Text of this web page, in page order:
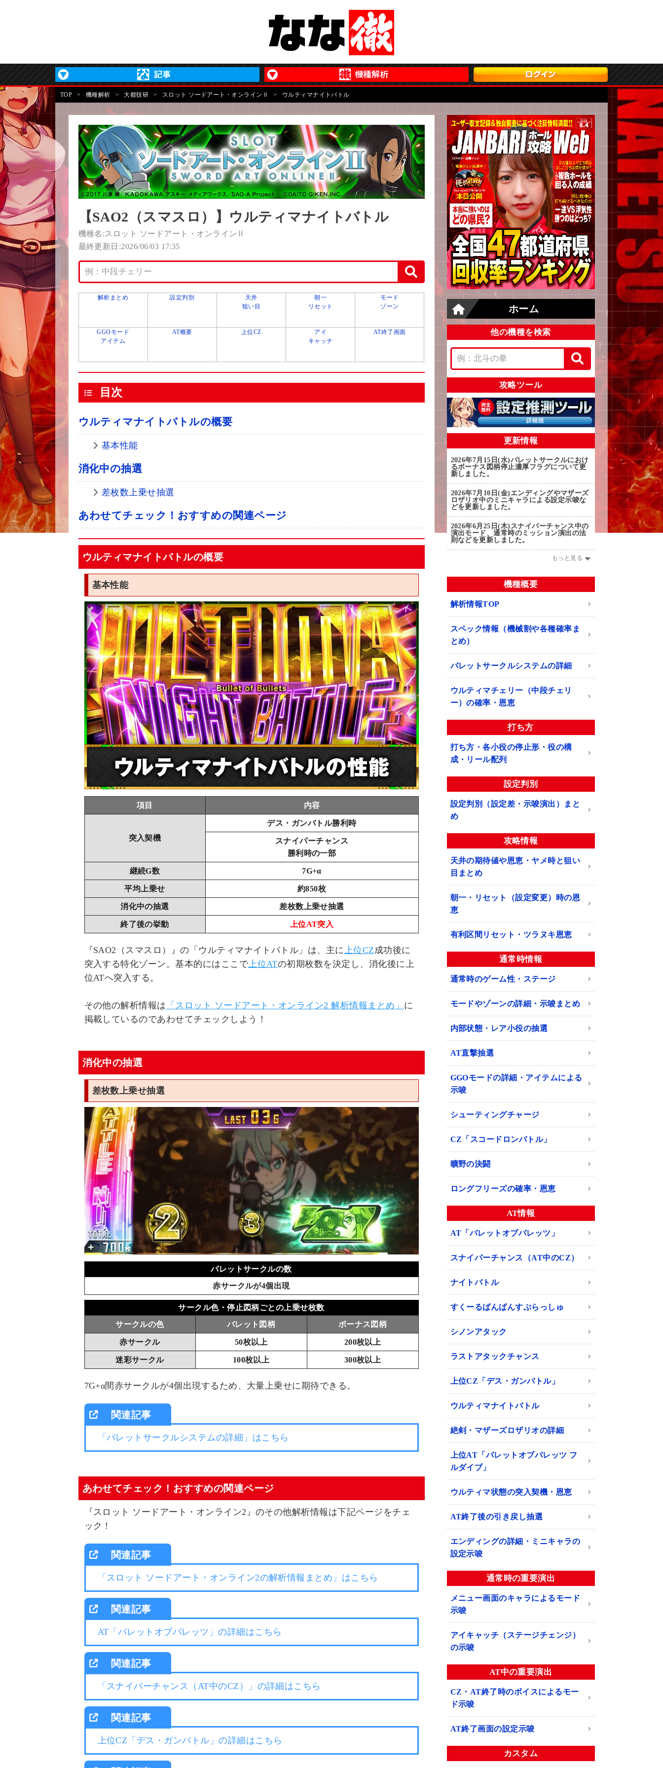
TOP > 機種解析 > 大都技研 > スロット ソードアート・オンラインⅡ > ウルティマナイトバトル
【SAO2（スマスロ）】ウルティマナイトバトル
機種名:スロット ソードアート・オンラインⅡ
最終更新日:2026/06/03 17:35
解析まとめ 設定判別
天井
狙い目
朝一
リセット
モード
ゾーン
GGOモード
アイテム
AT概要 上位CZ
アイ
キャッチ
AT終了画面
目次
ウルティマナイトバトルの概要
基本性能
消化中の抽選
差枚数上乗せ抽選
あわせてチェック！おすすめの関連ページ
ウルティマナイトバトルの概要
基本性能
項目 内容
突入契機
デス・ガンバトル勝利時
スナイパーチャンス
勝利時の一部
継続G数 7G+α
平均上乗せ 約850枚
消化中の抽選 差枚数上乗せ抽選
終了後の挙動 上位AT突入
『SAO2（スマスロ）』の「ウルティマナイトバトル」は、主に上位CZ成功後に
突入する特化ゾーン。基本的にはここで上位ATの初期枚数を決定し、消化後に上
位ATへ突入する。
その他の解析情報は 「スロット ソードアート・オンライン2 解析情報まとめ」 に
掲載しているのであわせてチェックしよう！
消化中の抽選
差枚数上乗せ抽選
バレットサークルの数
赤サークルが4個出現
サークル色・停止図柄ごとの上乗せ枚数
サークルの色
バレット図柄 ボーナス図柄
赤サークル 50枚以上 200枚以上
迷彩サークル 100枚以上 300枚以上
7G+α間赤サークルが4個出現するため、大量上乗せに期待できる。
「バレットサークルシステムの詳細」はこちら
あわせてチェック！おすすめの関連ページ
『スロット ソードアート・オンライン2』のその他解析情報は下記ページをチェ
ック！
「スロット ソードアート・オンライン2の解析情報まとめ」はこちら
AT「バレットオブバレッツ」の詳細はこちら
「スナイパーチャンス（AT中のCZ）」の詳細はこちら
上位CZ「デス・ガンバトル」の詳細はこちら
ホーム
他の機種を検索
攻略ツール
更新情報
2026年7月15日(水)バレットサークルにおけ
るボーナス図柄停止濃厚フラグについて更
新しました。
2026年7月10日(金) エンディングやマザーズ
ロザリオ中のミニキャラによる設定示唆な
どを更新しました。
2026年6月25日(木) スナイパーチャンス中の
演出モード、通常時のミッション演出の法
則などを更新しました。
もっと見る
機種概要
解析情報TOP
スペック情報（機械割や各種確率ま
とめ）
バレットサークルシステムの詳細
ウルティマチェリー（中段チェリ
ー）の確率・恩恵
打ち方
打ち方・各小役の停止形・役の構
成・リール配列
設定判別
設定判別（設定差・示唆演出）まと
め
攻略情報
天井の期待値や恩恵・ヤメ時と狙い
目まとめ
朝一・リセット（設定変更）時の恩
恵
有利区間リセット・ツラヌキ恩恵
通常時情報
通常時のゲーム性・ステージ
モードやゾーンの詳細・示唆まとめ
内部状態・レア小役の抽選
AT直撃抽選
GGOモードの詳細・アイテムによる
示唆
シューティングチャージ
CZ「スコードロンバトル」
曠野の決闘
ロングフリーズの確率・恩恵
AT情報
AT「バレットオブバレッツ」
スナイパーチャンス（AT中のCZ）
ナイトバトル
すくーるばんばんすぷらっしゅ
シノンアタック
ラストアタックチャンス
上位CZ「デス・ガンバトル」
ウルティマナイトバトル
絶剣・マザーズロザリオの詳細
上位AT「バレットオブバレッツ フ
ルダイブ」
ウルティマ状態の突入契機・恩恵
AT終了後の引き戻し抽選
エンディングの詳細・ミニキャラの
設定示唆
通常時の重要演出
メニュー画面のキャラによるモード
示唆
アイキャッチ（ステージチェンジ）
の示唆
AT中の重要演出
CZ・AT終了時のボイスによるモー
ド示唆
AT終了画面の設定示唆
カスタム